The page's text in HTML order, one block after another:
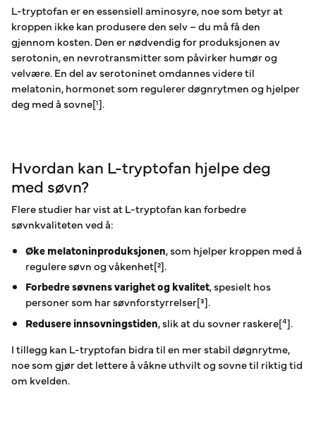
L-tryptofan er en essensiell aminosyre, noe som betyr at
kroppen ikke kan produsere den selv – du må få den
gjennom kosten. Den er nødvendig for produksjonen av
serotonin, en nevrotransmitter som påvirker humør og
velvære. En del av serotoninet omdannes videre til
melatonin, hormonet som regulerer døgnrytmen og hjelper
deg med å sovne[¹].
Hvordan kan L-tryptofan hjelpe deg
med søvn?
Flere studier har vist at L-tryptofan kan forbedre
søvnkvaliteten ved å:
Øke melatoninproduksjonen, som hjelper kroppen med å
regulere søvn og våkenhet[²].
Forbedre søvnens varighet og kvalitet, spesielt hos
personer som har søvnforstyrrelser[³].
Redusere innsovningstiden, slik at du sovner raskere[⁴].
I tillegg kan L-tryptofan bidra til en mer stabil døgnrytme,
noe som gjør det lettere å våkne uthvilt og sovne til riktig tid
om kvelden.